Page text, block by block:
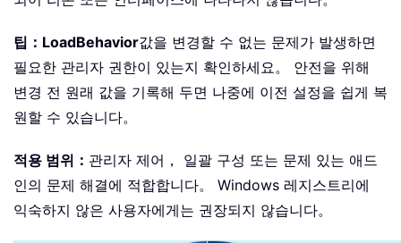
팁： LoadBehavior값을 변경할 수 없는 문제가 발생하면
필요한 관리자 권한이 있는지 확인하세요。 안전을 위해
변경 전 원래 값을 기록해 두면 나중에 이전 설정을 쉽게 복
원할 수 있습니다。
적용 범위： 관리자 제어， 일괄 구성 또는 문제 있는 애드
인의 문제 해결에 적합합니다。 Windows 레지스트리에
익숙하지 않은 사용자에게는 권장되지 않습니다。